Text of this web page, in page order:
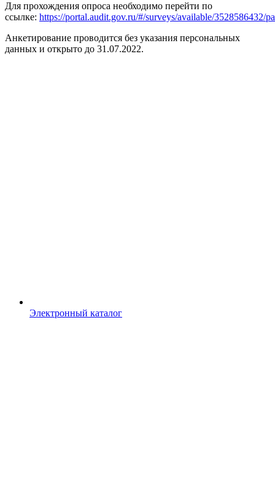
Для прохождения опроса необходимо перейти по
ссылке: https://portal.audit.gov.ru/#/surveys/available/3528586432/
Анкетирование проводится без указания персональных
данных и открыто до 31.07.2022.
Электронный каталог